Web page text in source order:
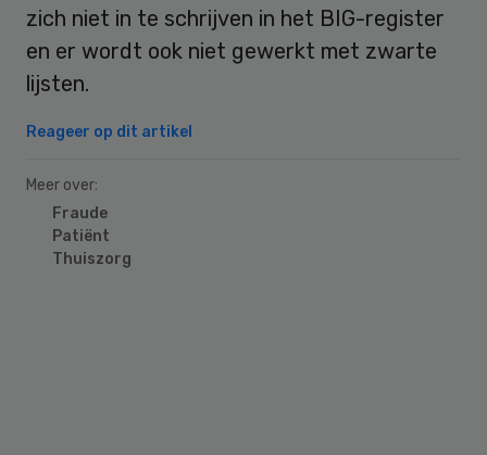
zich niet in te schrijven in het BIG-register
en er wordt ook niet gewerkt met zwarte
lijsten.
Reageer op dit artikel
Meer over:
Fraude
Patiënt
Thuiszorg